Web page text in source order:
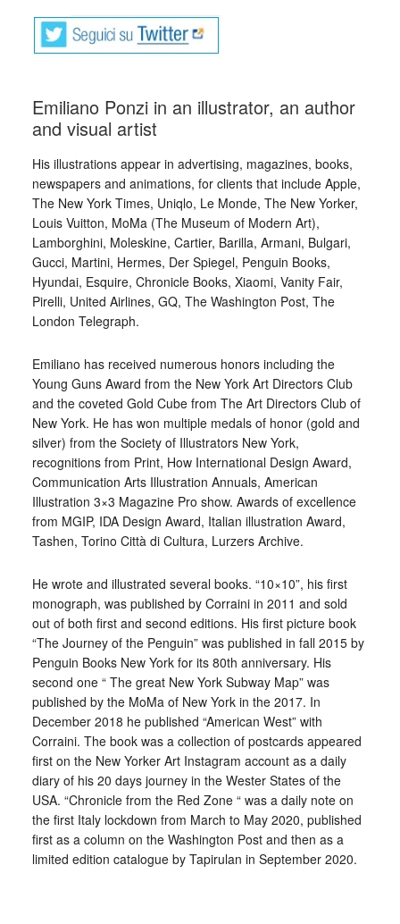
Emiliano Ponzi in an illustrator, an author
and visual artist
His illustrations appear in advertising, magazines, books,
newspapers and animations, for clients that include Apple,
The New York Times, Uniqlo, Le Monde, The New Yorker,
Louis Vuitton, MoMa (The Museum of Modern Art),
Lamborghini, Moleskine, Cartier, Barilla, Armani, Bulgari,
Gucci, Martini, Hermes, Der Spiegel, Penguin Books,
Hyundai, Esquire, Chronicle Books, Xiaomi, Vanity Fair,
Pirelli, United Airlines, GQ, The Washington Post, The
London Telegraph.
Emiliano has received numerous honors including the
Young Guns Award from the New York Art Directors Club
and the coveted Gold Cube from The Art Directors Club of
New York. He has won multiple medals of honor (gold and
silver) from the Society of Illustrators New York,
recognitions from Print, How International Design Award,
Communication Arts Illustration Annuals, American
Illustration 3×3 Magazine Pro show. Awards of excellence
from MGIP, IDA Design Award, Italian illustration Award,
Tashen, Torino Città di Cultura, Lurzers Archive.
He wrote and illustrated several books. “10×10”, his first
monograph, was published by Corraini in 2011 and sold
out of both first and second editions. His first picture book
“The Journey of the Penguin” was published in fall 2015 by
Penguin Books New York for its 80th anniversary. His
second one “ The great New York Subway Map” was
published by the MoMa of New York in the 2017. In
December 2018 he published “American West” with
Corraini. The book was a collection of postcards appeared
first on the New Yorker Art Instagram account as a daily
diary of his 20 days journey in the Wester States of the
USA. “Chronicle from the Red Zone “ was a daily note on
the first Italy lockdown from March to May 2020, published
first as a column on the Washington Post and then as a
limited edition catalogue by Tapirulan in September 2020.